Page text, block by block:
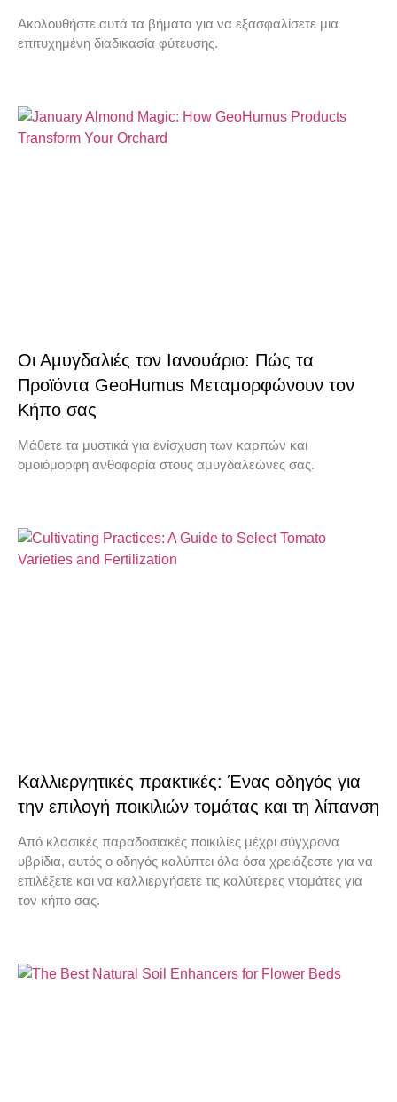
Ακολουθήστε αυτά τα βήματα για να εξασφαλίσετε μια
επιτυχημένη διαδικασία φύτευσης.
Οι Αμυγδαλιές τον Ιανουάριο: Πώς τα
Προϊόντα GeoHumus Μεταμορφώνουν τον
Κήπο σας
Μάθετε τα μυστικά για ενίσχυση των καρπών και
ομοιόμορφη ανθοφορία στους αμυγδαλεώνες σας.
Καλλιεργητικές πρακτικές: Ένας οδηγός για
την επιλογή ποικιλιών τομάτας και τη λίπανση
Από κλασικές παραδοσιακές ποικιλίες μέχρι σύγχρονα
υβρίδια, αυτός ο οδηγός καλύπτει όλα όσα χρειάζεστε για να
επιλέξετε και να καλλιεργήσετε τις καλύτερες ντομάτες για
τον κήπο σας.